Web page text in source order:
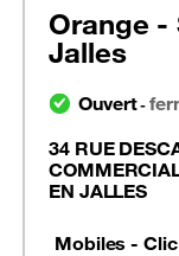
Orange -
Jalles
Ouvert-
34 RUE
EN JALLES
Mobiles -